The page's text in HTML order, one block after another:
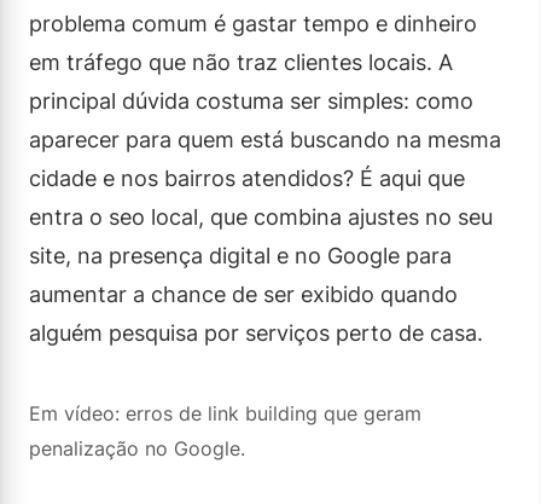
problema comum é gastar tempo e dinheiro
em tráfego que não traz clientes locais. A
principal dúvida costuma ser simples: como
aparecer para quem está buscando na mesma
cidade e nos bairros atendidos? É aqui que
entra o seo local, que combina ajustes no seu
site, na presença digital e no Google para
aumentar a chance de ser exibido quando
alguém pesquisa por serviços perto de casa.
Em vídeo: erros de link building que geram
penalização no Google.